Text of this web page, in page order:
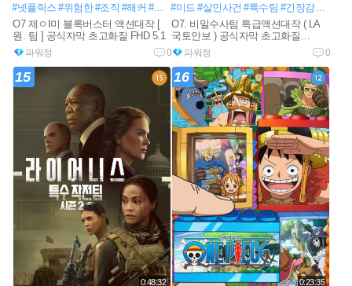
#넷플릭스 #위험한 #조직 #해커 #무기 #베일#첩보요원#국제평화 #막강한
O7 제ㅇI미 블록버스터 액션대작 [
원. 팀 ] 공식자막 초고화질 FHD 5.1
파워정 0
#미드 #살인사건 #특수팀 #긴장감넘치는
O7. 비밀수사팀 특급액션대작 ( LA
국토안보 ) 공식자막 초고화질
FHD5.1
파워정 0
15
0:48:32
16
0:23:35